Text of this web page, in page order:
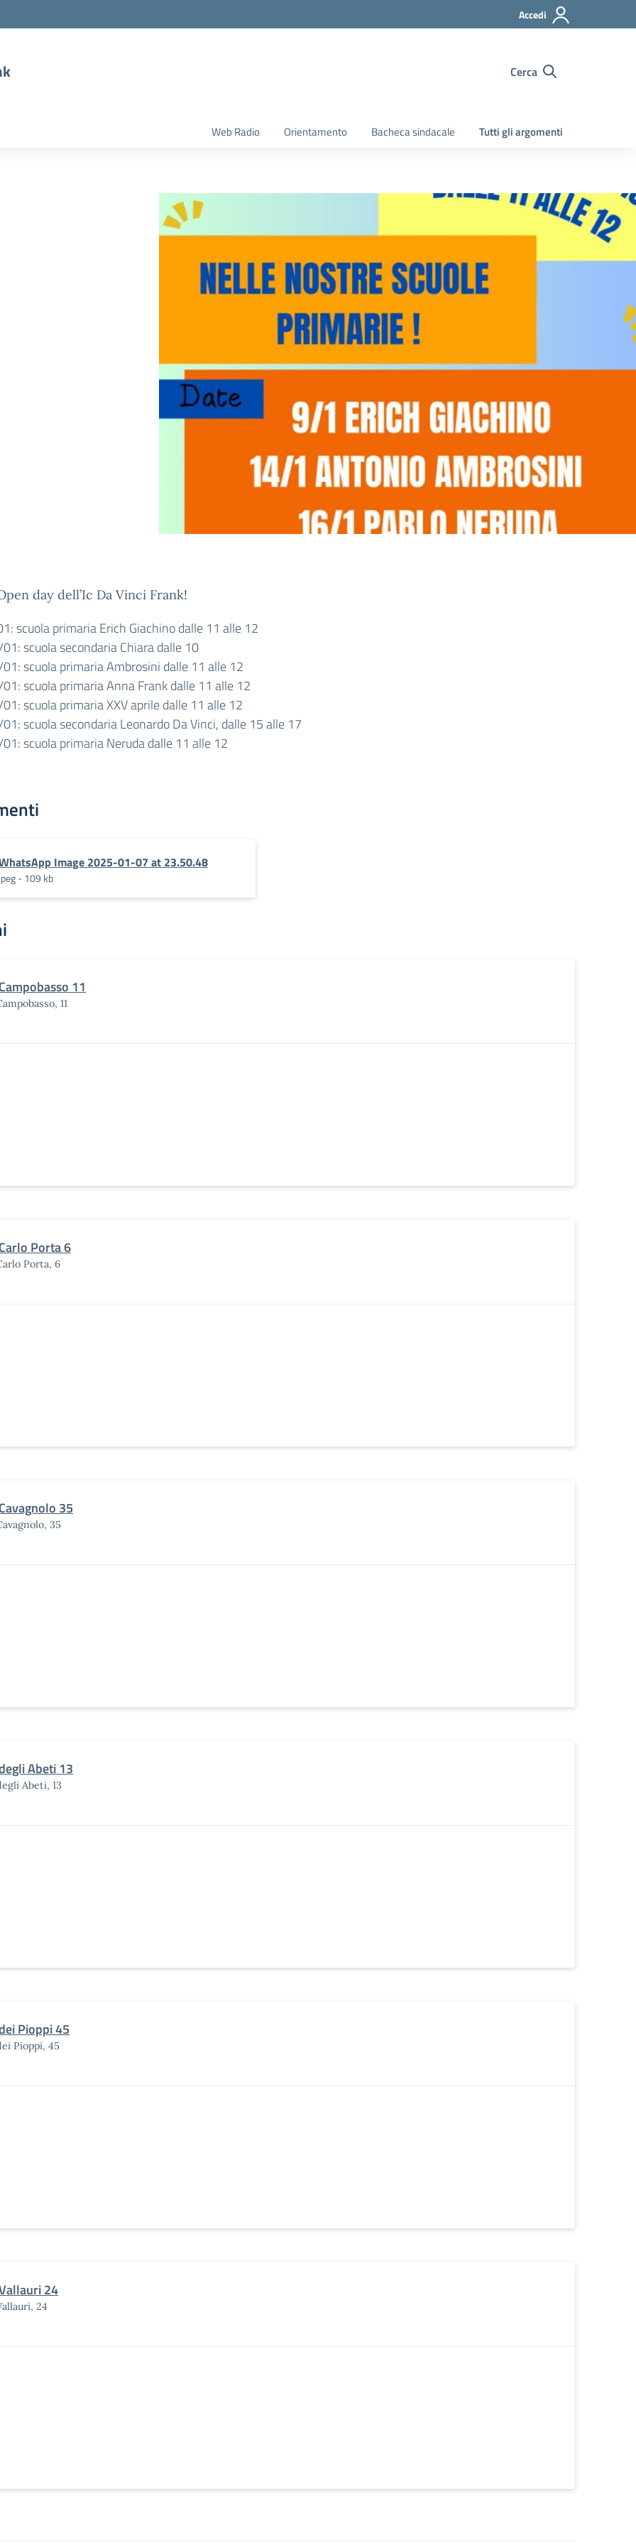
Accedi
Cerca
Web Radio Orientamento Bacheca sindacale Tutti gli argomenti
day dell’Ic Da Vinci Frank!
scuola primaria Erich Giachino dalle 11 alle 12
scuola secondaria Chiara dalle 10
scuola primaria Ambrosini dalle 11 alle 12
scuola primaria Anna Frank dalle 11 alle 12
scuola primaria XXV aprile dalle 11 alle 12
scuola secondaria Leonardo Da Vinci, dalle 15 alle 17
scuola primaria Neruda dalle 11 alle 12
Image 2025-01-07 at 23.50.48
jpeg - 109 kb
11
11
Porta 6
Porta, 6
35
35
Abeti 13
Abeti, 13
Pioppi 45
Pioppi, 45
24
24